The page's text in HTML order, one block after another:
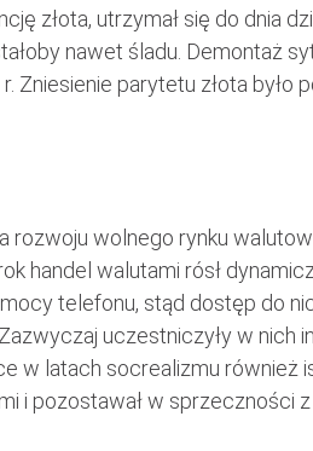
złota, utrzymał się do dnia
nawet śladu. Demontaż
Zniesienie parytetu złota było
rozwoju wolnego rynku
handel walutami rósł
telefonu, stąd dostęp do
uczestniczyły w nich
w latach socrealizmu również
i pozostawał w sprzeczności z